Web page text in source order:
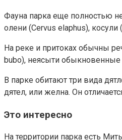
Фауна парка еще полностью
олени (Cervus elaphus),
На реке и притоках обычны
bubo), неясыти обыкновенные
В парке обитают три вида
дятел, или желна. Он
Это интересно
На территории парка есть